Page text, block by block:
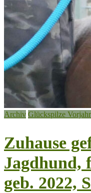
Archiv Glückspilze
Zuhause
Jagdhund,
geb. 2022,